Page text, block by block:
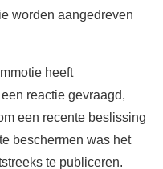
worden aangedreven
heeft
reactie gevraagd,
een recente beslissing
beschermen was het
te publiceren.